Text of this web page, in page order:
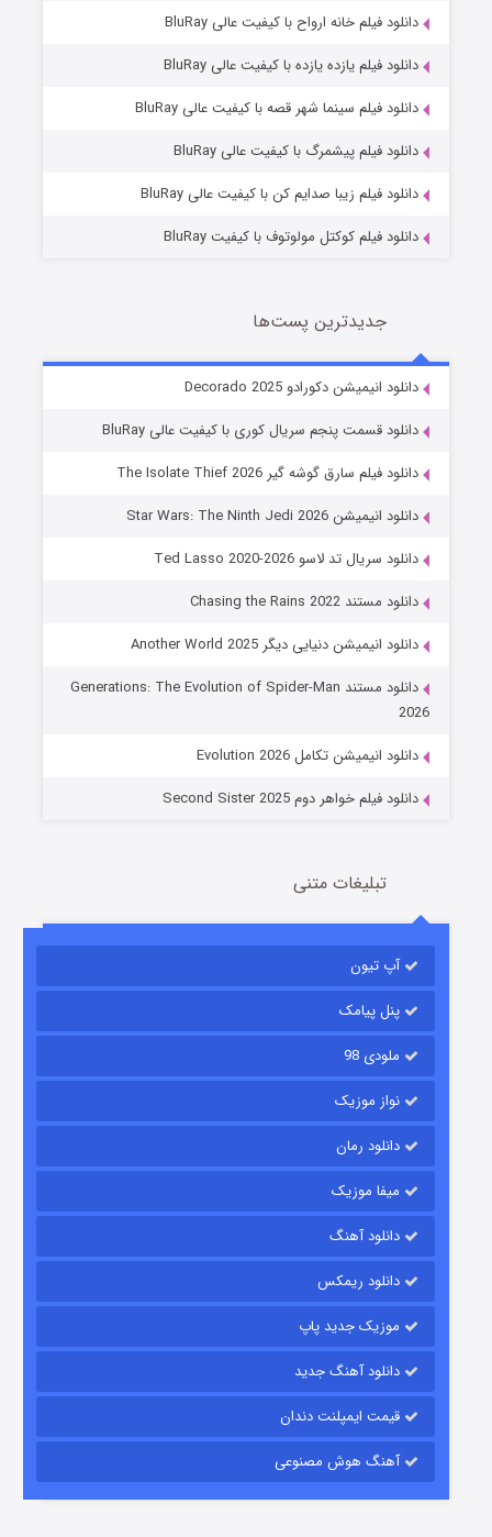
خاندان اژدها فصل ۳
جادوگری در مغولستان
قسمت14 (زیرنویس) منتشر شد
باب اسفنجی فصل ۱۷
قسمت6 (زیرنویس) منتشر شد
قسمت15 (دوبله) منتشر شد
دانلود فیلم خانه ارواح با کیفیت عالی BluRay
دانلود فیلم یازده یازده با کیفیت عالی BluRay
دانلود فیلم سینما شهر قصه با کیفیت عالی BluRay
دانلود فیلم پیشمرگ با کیفیت عالی BluRay
دانلود فیلم زیبا صدایم کن با کیفیت عالی BluRay
دانلود فیلم کوکتل مولوتوف با کیفیت BluRay
جدیدترین پست‌ها
دانلود انیمیشن دکورادو Decorado 2025
دانلود قسمت پنجم سریال کوری با کیفیت عالی BluRay
دانلود فیلم سارق گوشه گیر The Isolate Thief 2026
دانلود انیمیشن Star Wars: The Ninth Jedi 2026
دانلود سریال تد لاسو Ted Lasso 2020-2026
دانلود مستند Chasing the Rains 2022
دانلود انیمیشن دنیایی دیگر Another World 2025
دانلود مستند Generations: The Evolution of Spider-Man
2026
دانلود انیمیشن تکامل Evolution 2026
دانلود فیلم خواهر دوم Second Sister 2025
تبلیغات متنی
آپ تیون
پنل پیامک
ملودی 98
نواز موزیک
دانلود رمان
میفا موزیک
دانلود آهنگ
دانلود ریمکس
موزیک جدید پاپ
دانلود آهنگ جدید
قیمت ایمپلنت دندان
آهنگ هوش مصنوعی